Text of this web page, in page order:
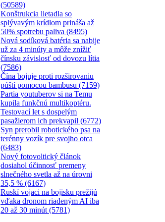
(50589)
Konštrukcia lietadla so
splývavým krídlom prináša až
50% spotrebu paliva (8495)
Nová sodíková batéria sa nabije
už za 4 minúty a môže znížiť
čínsku závislosť od dovozu lítia
(7586)
Čína bojuje proti rozširovaniu
púští pomocou bambusu (7159)
Partia youtuberov si na Temu
kupila funkčnú multikoptéru.
Testovací let s dospelým
pasažierom ich prekvapil (6772)
Syn prerobil robotického psa na
terénny vozík pre svojho otca
(6483)
Nový fotovoltický článok
dosiahol účinnosť premeny
slnečného svetla až na úrovni
35,5 % (6167)
Ruskí vojaci na bojisku prežijú
vďaka dronom riadeným AI iba
20 až 30 minút (5781)